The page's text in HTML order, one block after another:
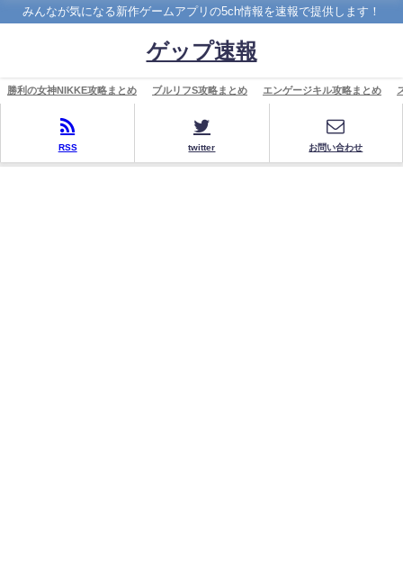
みんなが気になる新作ゲームアプリの5ch情報を速報で提供します！
ゲップ速報
勝利の女神NIKKE攻略まとめ ブルリフS攻略まとめ エンゲージキル攻略まとめ
RSS twitter お問い合わせ